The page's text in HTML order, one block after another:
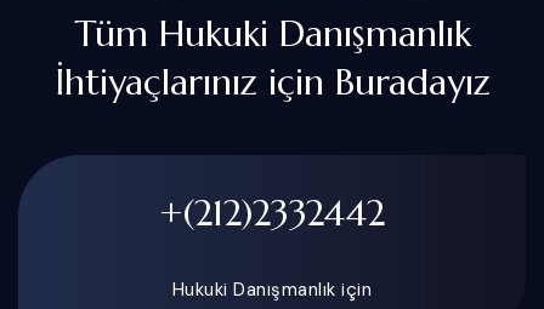
Tüm Hukuki Danışmanlık
İhtiyaçlarınız için Buradayız
+(212)2332442
Hukuki Danışmanlık için